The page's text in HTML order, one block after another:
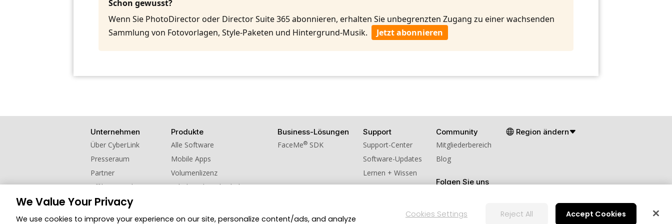
Schon gewusst?
Wenn Sie PhotoDirector oder Director Suite 365 abonnieren, erhalten Sie unbegrenzten Zugang zu einer wachsenden
Sammlung von Fotovorlagen, Style-Paketen und Hintergrund-Musik.
Jetzt abonnieren
Unternehmen
Über CyberLink
Presseraum
Partner
Affiliate werden
Kontaktieren Sie uns
Produkte
Alle Software
Mobile Apps
Volumenlizenz
Schul- und Hochschulversion
Business-Lösungen
FaceMe® SDK
Support
Support-Center
Software-Updates
Lernen + Wissen
Community
Mitgliederbereich
Blog
Folgen Sie uns
Region ändern
We Value Your Privacy
We use cookies to improve your experience on our site, personalize content/ads, and analyze Cookies Settings Reject All Accept Cookies